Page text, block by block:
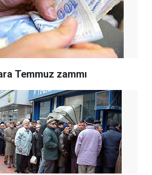
Temmuz zammı